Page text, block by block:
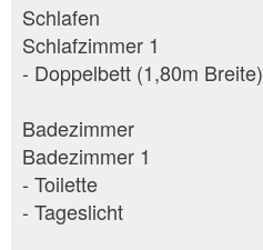
Schlafen
Schlafzimmer 1
- Doppelbett (1,80m Breite)
Badezimmer
Badezimmer 1
- Toilette
- Tageslicht